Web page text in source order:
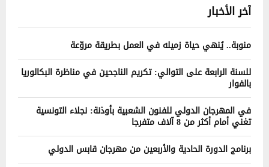
آخر الأخبار
منوبة.. يُنهي حياة زميله في العمل بطريقة مروّعة
للسنة الرابعة على التوالي: تكريم الناجحين في مناظرة البكالوريا
بالفوار
في المهرجان الدولي للفنون الشعبية بأوذنة: نجلاء التونسية
تغني أمام أكثر من 8 آلاف متفرجا
برنامج الدورة الحادية والأربعين من مهرجان قابس الدولي